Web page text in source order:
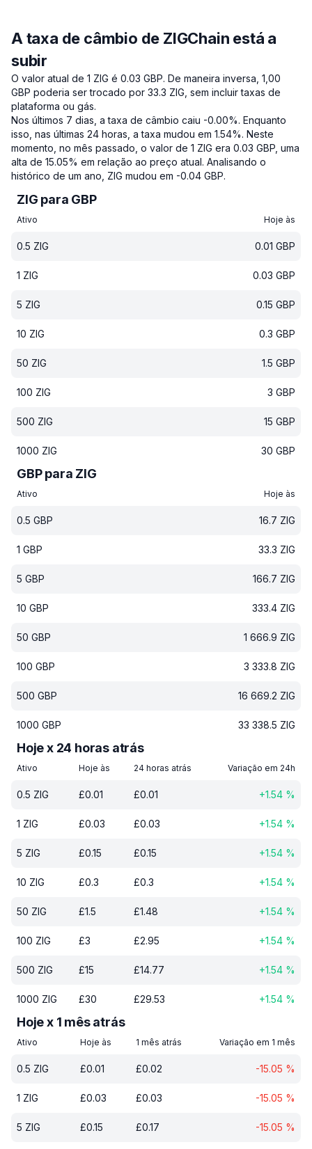
A taxa de câmbio de ZIGChain está a
subir
O valor atual de 1 ZIG é 0.03 GBP. De maneira inversa, 1,00
GBP poderia ser trocado por 33.3 ZIG, sem incluir taxas de
plataforma ou gás.
Nos últimos 7 dias, a taxa de câmbio caiu -0.00%. Enquanto
isso, nas últimas 24 horas, a taxa mudou em 1.54%. Neste
momento, no mês passado, o valor de 1 ZIG era 0.03 GBP, uma
alta de 15.05% em relação ao preço atual. Analisando o
histórico de um ano, ZIG mudou em -0.04 GBP.
ZIG para GBP
Ativo Hoje às
0.5 ZIG 0.01 GBP
1 ZIG 0.03 GBP
5 ZIG 0.15 GBP
10 ZIG 0.3 GBP
50 ZIG 1.5 GBP
100 ZIG 3 GBP
500 ZIG 15 GBP
1000 ZIG 30 GBP
GBP para ZIG
Ativo Hoje às
0.5 GBP 16.7 ZIG
1 GBP 33.3 ZIG
5 GBP 166.7 ZIG
10 GBP 333.4 ZIG
50 GBP 1 666.9 ZIG
100 GBP 3 333.8 ZIG
500 GBP 16 669.2 ZIG
1000 GBP 33 338.5 ZIG
Hoje x 24 horas atrás
Ativo Hoje às 24 horas atrás Variação em 24h
0.5 ZIG £0.01 £0.01 +1.54 %
1 ZIG £0.03 £0.03 +1.54 %
5 ZIG £0.15 £0.15 +1.54 %
10 ZIG £0.3 £0.3 +1.54 %
50 ZIG £1.5 £1.48 +1.54 %
100 ZIG £3 £2.95 +1.54 %
500 ZIG £15 £14.77 +1.54 %
1000 ZIG £30 £29.53 +1.54 %
Hoje x 1 mês atrás
Ativo Hoje às 1 mês atrás Variação em 1 mês
0.5 ZIG £0.01 £0.02 -15.05 %
1 ZIG £0.03 £0.03 -15.05 %
5 ZIG £0.15 £0.17 -15.05 %